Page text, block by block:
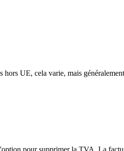
UE, cela varie, mais
pour supprimer la TVA. La